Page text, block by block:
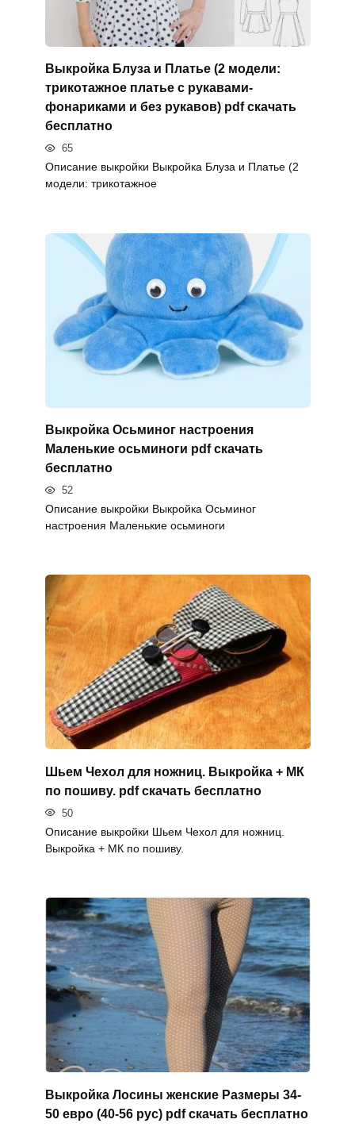
Выкройка Блуза и Платье (2 модели:
трикотажное платье с рукавами-
фонариками и без рукавов) pdf скачать
бесплатно
65
Описание выкройки Выкройка Блуза и Платье (2
модели: трикотажное
Выкройка Осьминог настроения
Маленькие осьминоги pdf скачать
бесплатно
52
Описание выкройки Выкройка Осьминог
настроения Маленькие осьминоги
Шьем Чехол для ножниц. Выкройка + МК
по пошиву. pdf скачать бесплатно
50
Описание выкройки Шьем Чехол для ножниц.
Выкройка + МК по пошиву.
Выкройка Лосины женские Размеры 34-
50 евро (40-56 рус) pdf скачать бесплатно